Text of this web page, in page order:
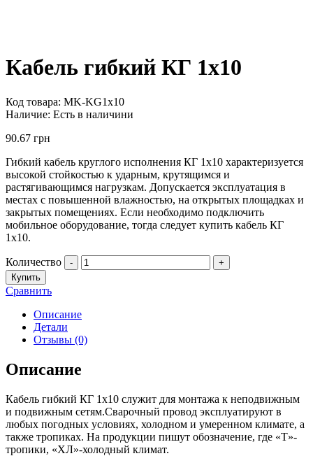
Кабель гибкий КГ 1х10
Код товара: MK-KG1х10
Наличие: Есть в наличини
90.67 грн
Гибкий кабель круглого исполнения КГ 1х10 характеризуется
высокой стойкостью к ударным, крутящимся и
растягивающимся нагрузкам. Допускается эксплуатация в
местах с повышенной влажностью, на открытых площадках и
закрытых помещениях. Если необходимо подключить
мобильное оборудование, тогда следует купить кабель КГ
1х10.
Количество -
+
Купить
Сравнить
Описание
Детали
Отзывы (0)
Описание
Кабель гибкий КГ 1х10 служит для монтажа к неподвижным
и подвижным сетям.Сварочный провод эксплуатируют в
любых погодных условиях, холодном и умеренном климате, а
также тропиках. На продукции пишут обозначение, где «Т»-
тропики, «ХЛ»-холодный климат.